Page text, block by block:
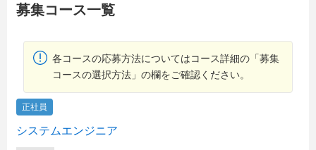
募集コース一覧
各コースの応募方法についてはコース詳細の「募集
コースの選択方法」の欄をご確認ください。
正社員
システムエンジニア